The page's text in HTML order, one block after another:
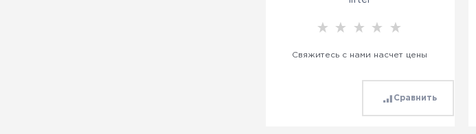
Свяжитесь с нами насчет цены
Сравнить